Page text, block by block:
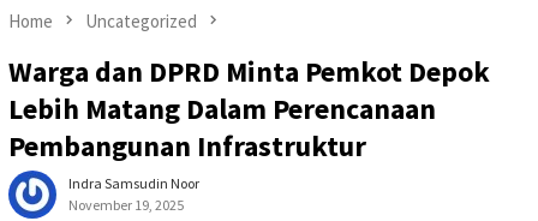
Home Uncategorized
Warga dan DPRD Minta Pemkot Depok
Lebih Matang Dalam Perencanaan
Pembangunan Infrastruktur
Indra Samsudin Noor
November 19, 2025